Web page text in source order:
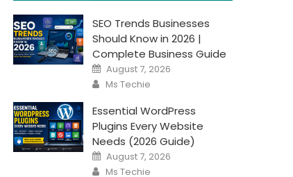
SEO Trends Businesses
Should Know in 2026 |
Complete Business Guide
Posted
on
August 7, 2026
Author
Ms Techie
Essential WordPress
Plugins Every Website
Needs (2026 Guide)
Posted
on
August 7, 2026
Author
Ms Techie